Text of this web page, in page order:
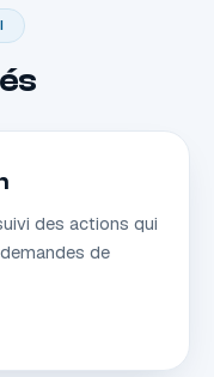
des actions qui
de